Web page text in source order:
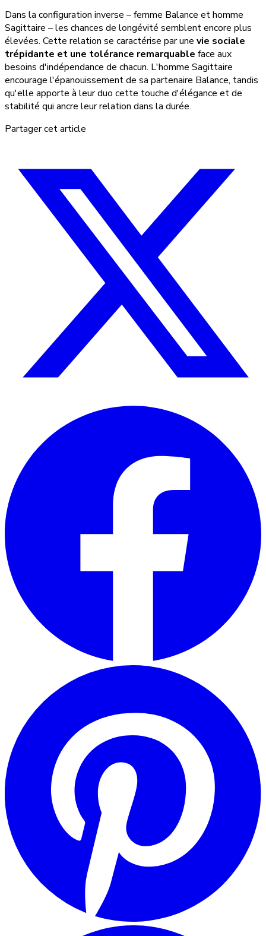
Dans la configuration inverse – femme Balance et homme
Sagittaire – les chances de longévité semblent encore plus
élevées. Cette relation se caractérise par une vie sociale
trépidante et une tolérance remarquable face aux
besoins d'indépendance de chacun. L'homme Sagittaire
encourage l'épanouissement de sa partenaire Balance, tandis
qu'elle apporte à leur duo cette touche d'élégance et de
stabilité qui ancre leur relation dans la durée.
Partager cet article